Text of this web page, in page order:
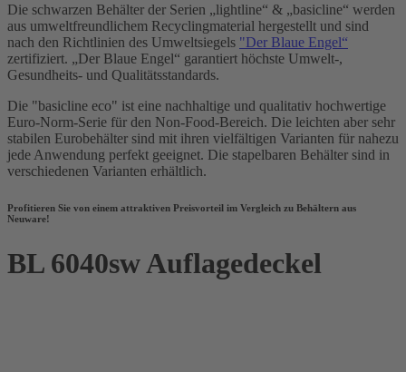
Die schwarzen Behälter der Serien „lightline“ & „basicline“ werden
aus umweltfreundlichem Recyclingmaterial hergestellt und sind
nach den Richtlinien des Umweltsiegels "Der Blaue Engel“
zertifiziert. „Der Blaue Engel“ garantiert höchste Umwelt-,
Gesundheits- und Qualitätsstandards.
Die "basicline eco" ist eine nachhaltige und qualitativ hochwertige
Euro-Norm-Serie für den Non-Food-Bereich. Die leichten aber sehr
stabilen Eurobehälter sind mit ihren vielfältigen Varianten für nahezu
jede Anwendung perfekt geeignet. Die stapelbaren Behälter sind in
verschiedenen Varianten erhältlich.
Profitieren Sie von einem attraktiven Preisvorteil im Vergleich zu Behältern aus
Neuware!
BL 6040sw Auflagedeckel